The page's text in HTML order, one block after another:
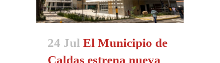
24 Jul El Municipio de
Caldas estrena nueva